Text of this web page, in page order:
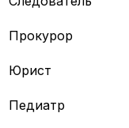
Прокурор
Юрист
Педиатр